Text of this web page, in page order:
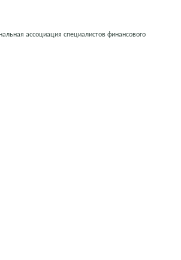
ассоциация специалистов финансового